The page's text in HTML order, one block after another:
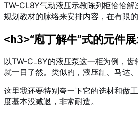
TW-CL8Y气动液压示教陈列柜恰恰
规划教材的脉络来安排内容，在有限
<h3>“庖丁解牛”式的元件
以TW-CL8Y的液压泵这一柜为例，
就一目了然。类似的，液压缸、马达
这里我还要特别夸一下它的选材和做
度基本没减退，非常耐造。